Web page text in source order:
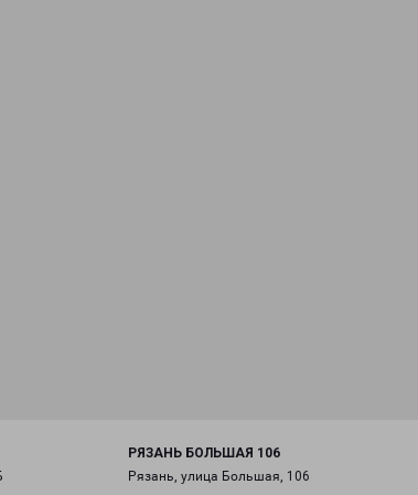
РЯЗАНЬ БОЛЬШАЯ 106
Рязань, улица Большая, 106